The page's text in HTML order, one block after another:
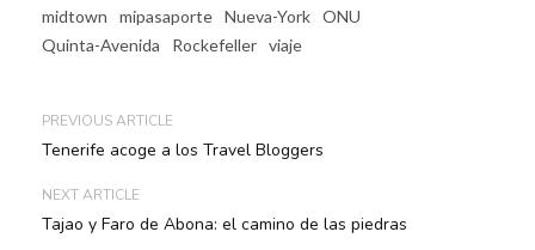
midtown
mipasaporte Nueva-York ONU
Quinta-Avenida
Rockefeller viaje
PREVIOUS ARTICLE
Tenerife acoge a los Travel Bloggers
NEXT ARTICLE
Tajao y Faro de Abona: el camino de las piedras